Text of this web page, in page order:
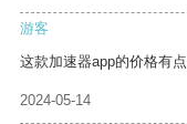
游客
这款加速器app的价格有
2024-05-14